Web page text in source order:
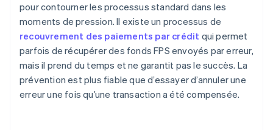
pour contourner les processus standard dans les
moments de pression. Il existe un processus de
recouvrement des paiements par crédit qui permet
parfois de récupérer des fonds FPS envoyés par erreur,
mais il prend du temps et ne garantit pas le succès. La
prévention est plus fiable que d’essayer d’annuler une
erreur une fois qu’une transaction a été compensée.